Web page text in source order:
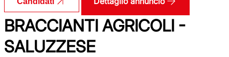
BRACCIANTI AGRICOLI -
SALUZZESE